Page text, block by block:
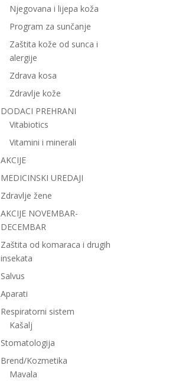
Njegovana i lijepa koža
Program za sunčanje
Zaštita kože od sunca i
alergije
Zdrava kosa
Zdravlje kože
DODACI PREHRANI
Vitabiotics
Vitamini i minerali
AKCIJE
MEDICINSKI UREDAJI
Zdravlje žene
AKCIJE NOVEMBAR-
DECEMBAR
Zaštita od komaraca i drugih
insekata
Salvus
Aparati
Respiratorni sistem
Kašalj
Stomatologija
Brend/Kozmetika
Mavala